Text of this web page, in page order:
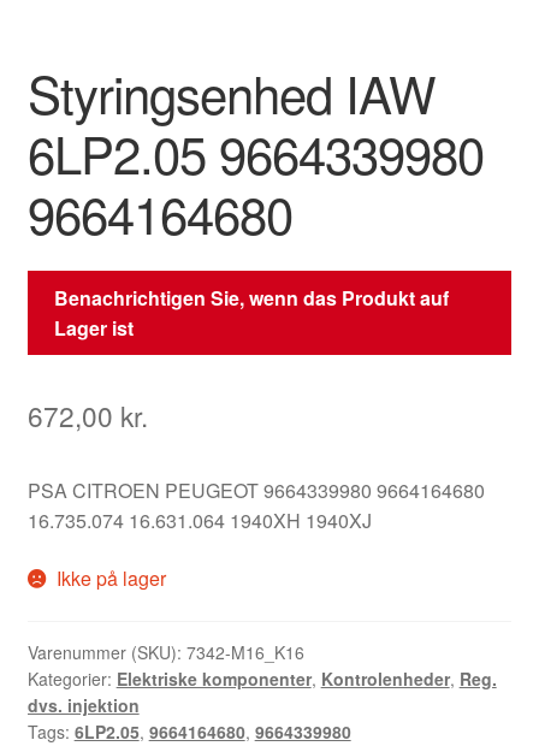
Styringsenhed IAW
6LP2.05 9664339980
9664164680
Benachrichtigen Sie, wenn das Produkt auf
Lager ist
672,00 kr.
PSA CITROEN PEUGEOT 9664339980 9664164680
16.735.074 16.631.064 1940XH 1940XJ
Ikke på lager
Varenummer (SKU): 7342-M16_K16
Kategorier: Elektriske komponenter, Kontrolenheder, Reg.
dvs. injektion
Tags: 6LP2.05, 9664164680, 9664339980